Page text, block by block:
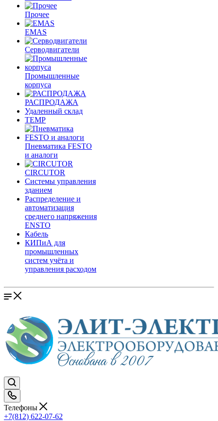
Прочее
EMAS
Cерводвигатели
Промышленные
корпуса
РАСПРОДАЖА
Удаленный склад
TEMP
Пневматика FESTO
и аналоги
CIRCUTOR
Системы управления
зданием
Распределение и
автоматизация
среднего напряжения
ENSTO
Кабель
КИПиА для
промышленных
систем учёта и
управления расходом
Телефоны
+7(812) 622-07-62